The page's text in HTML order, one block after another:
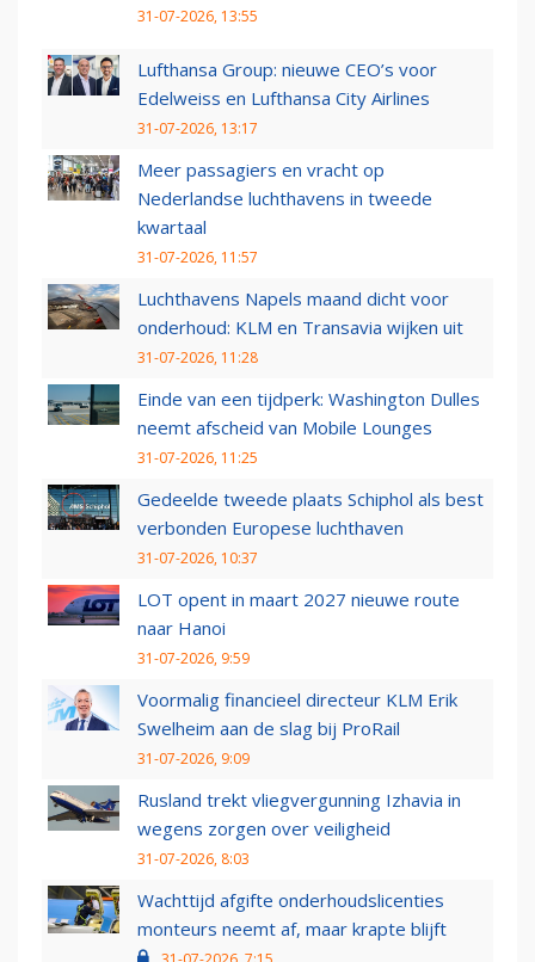
31-07-2026, 13:55
Lufthansa Group: nieuwe CEO’s voor
Edelweiss en Lufthansa City Airlines
31-07-2026, 13:17
Meer passagiers en vracht op
Nederlandse luchthavens in tweede
kwartaal
31-07-2026, 11:57
Luchthavens Napels maand dicht voor
onderhoud: KLM en Transavia wijken uit
31-07-2026, 11:28
Einde van een tijdperk: Washington Dulles
neemt afscheid van Mobile Lounges
31-07-2026, 11:25
Gedeelde tweede plaats Schiphol als best
verbonden Europese luchthaven
31-07-2026, 10:37
LOT opent in maart 2027 nieuwe route
naar Hanoi
31-07-2026, 9:59
Voormalig financieel directeur KLM Erik
Swelheim aan de slag bij ProRail
31-07-2026, 9:09
Rusland trekt vliegvergunning Izhavia in
wegens zorgen over veiligheid
31-07-2026, 8:03
Wachttijd afgifte onderhoudslicenties
monteurs neemt af, maar krapte blijft